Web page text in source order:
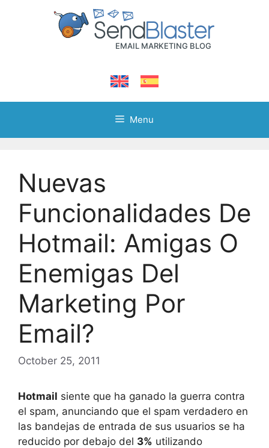
Menu
Nuevas
Funcionalidades De
Hotmail: Amigas O
Enemigas Del
Marketing Por
Email?
October 25, 2011
Hotmail siente que ha ganado la guerra contra
el spam, anunciando que el spam verdadero en
las bandejas de entrada de sus usuarios se ha
reducido por debajo del 3% utilizando